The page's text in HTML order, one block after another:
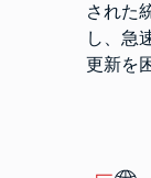
された
し、急
更新を